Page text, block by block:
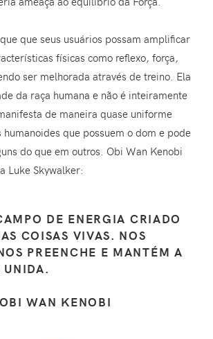
que seus usuários possam amplificar
físicas como reflexo, força,
ser melhorada através de treino. Ela
da raça humana e não é inteiramente
de maneira quase uniforme
humanoides que possuem o dom e pode
do que em outros. Obi Wan Kenobi
Luke Skywalker:
DE ENERGIA CRIADO
COISAS VIVAS. NOS
PREENCHE E MANTÉM A
WAN KENOBI